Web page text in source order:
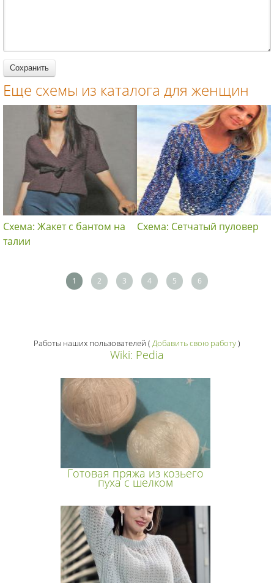
Еще схемы из каталога для женщин
Схема: Жакет с бантом на
талии
Схема: Сетчатый пуловер
1 2 3 4 5 6
Работы наших пользователей ( Добавить свою работу)
Wiki: Pedia
Готовая пряжа из козьего
пуха с шелком